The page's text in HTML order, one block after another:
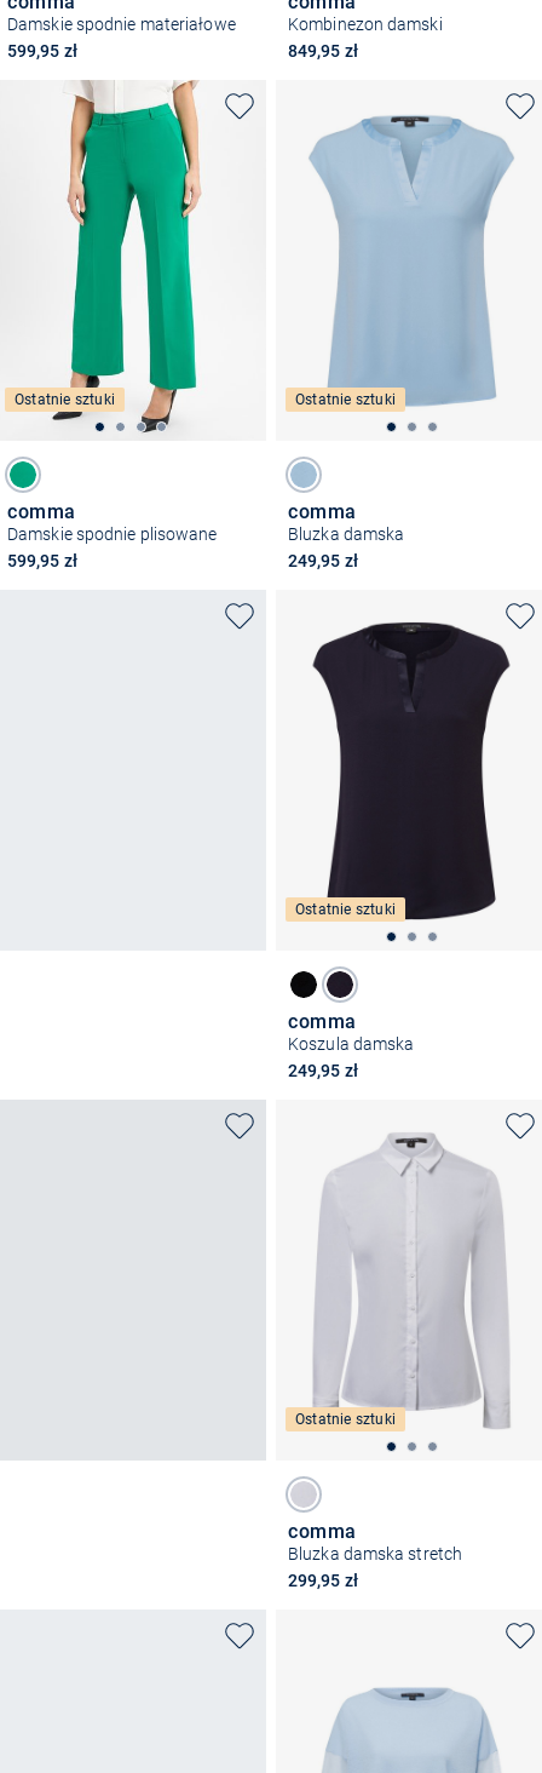
Damskie spodnie materiałowe
599,95 zł
Kombinezon damski
849,95 zł
Ostatnie sztuki
comma
Damskie spodnie plisowane
599,95 zł
Ostatnie sztuki
comma
Bluzka damska
249,95 zł
Ostatnie sztuki
comma
Koszula damska
249,95 zł
Ostatnie sztuki
comma
Bluzka damska stretch
299,95 zł